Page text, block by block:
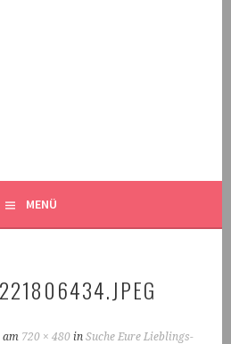
MENÜ
am 720 × 480 inSuche Eure Lieblings-